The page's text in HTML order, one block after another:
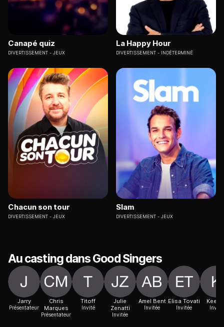
Canapé quiz
DIVERTISSEMENT JEUX
La Happy Hour
DIVERTISSEMENT INDÉTERMINÉ
Chacun son tour
DIVERTISSEMENT JEUX
Slam
DIVERTISSEMENT JEUX
Au casting dans Good Singers
Jarry
Présentateur
Chris
Marques
Présentateur
Titoff
Invité
Julie
Zenatti
Invitée
Amel Bent
Invitée
Elisa Tovati
Invitée Invité